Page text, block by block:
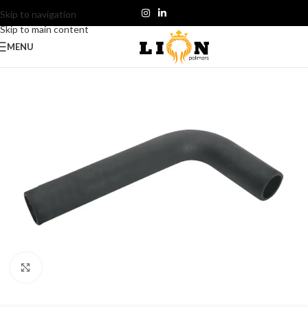
Skip to navigation
Skip to main content
MENU